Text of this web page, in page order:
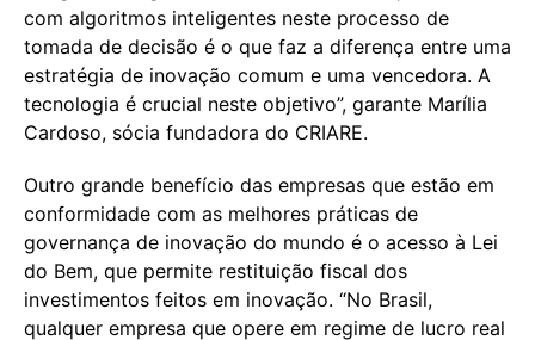
com algoritmos inteligentes neste processo de
tomada de decisão é o que faz a diferença entre uma
estratégia de inovação comum e uma vencedora. A
tecnologia é crucial neste objetivo”, garante Marília
Cardoso, sócia fundadora do CRIARE.
Outro grande benefício das empresas que estão em
conformidade com as melhores práticas de
governança de inovação do mundo é o acesso à Lei
do Bem, que permite restituição fiscal dos
investimentos feitos em inovação. “No Brasil,
qualquer empresa que opere em regime de lucro real